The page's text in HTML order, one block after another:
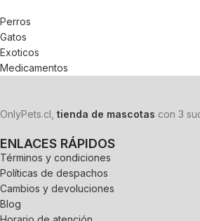
Perros
Gatos
Exoticos
Medicamentos
OnlyPets.cl, tienda de mascotas con 3
ENLACES RÁPIDOS
Términos y condiciones
Políticas de despachos
Cambios y devoluciones
Blog